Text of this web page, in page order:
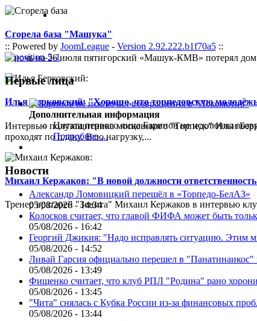
Сгорела база "Машука"
В ночь на 26 июля пятигорский «Машук-КМВ» потерял
Илья Берковский: "Хорошо, что торпедовскую
Интервью полузащитника московского "Торпедо" Ильи
проходят по плану. Всю нагрузку,...
Михаил Кержаков: "В новой должности
Тренер вратарей "Зенита" Михаил Кержаков в интервью
:: Powered by JoomLeague - Version 2.92.222.b1f70a5 ::
Первые лица
Дополнительная информация
Цитата первого лица Баринов не исключил
Подробнее ...
Новости
Александр Ломовицкий перешёл в «Торпедо-БелАЗ»
05/08/2026 - 14:34
Колосков считает, что главой ФИФА может быть
05/08/2026 - 16:42
Георгий Джикия: "Надо исправлять ситуацию. Этим
05/08/2026 - 14:52
Ливай Гарсия официально перешел в "Панатинаикос"
05/08/2026 - 13:49
Фищенко считает, что клуб РПЛ "Родина" рано
05/08/2026 - 13:45
"Чита" снялась с Кубка России из-за финансовых
05/08/2026 - 13:44